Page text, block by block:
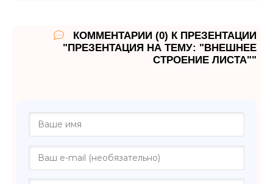
КОММЕНТАРИИ (0) К ПРЕЗЕНТАЦИИ
"ПРЕЗЕНТАЦИЯ НА ТЕМУ: "ВНЕШНЕЕ
СТРОЕНИЕ ЛИСТА""